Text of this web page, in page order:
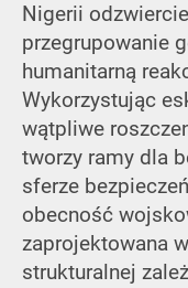
Nigerii
przegrupowanie
humanitarną
Wykorzystując
wątpliwe
tworzy ramy dla
sferze
obecność
zaprojektowana
strukturalnej